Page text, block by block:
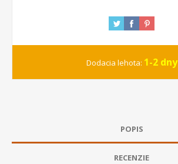
Dodacia lehota: 1-2 dny
POPIS
RECENZIE